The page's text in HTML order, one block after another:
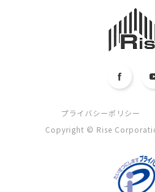
プライバシーポリシー
Copyright © Rise